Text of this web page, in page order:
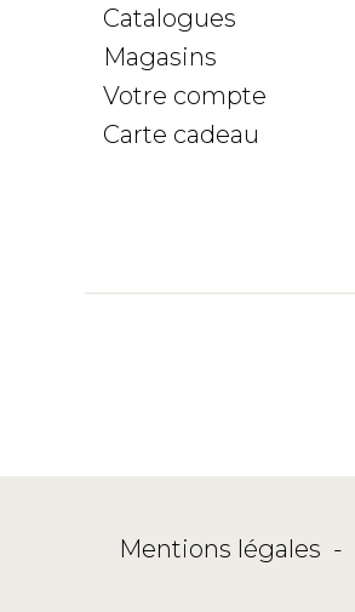
Catalogues
Magasins
Votre compte
Carte cadeau
Mentions légales -